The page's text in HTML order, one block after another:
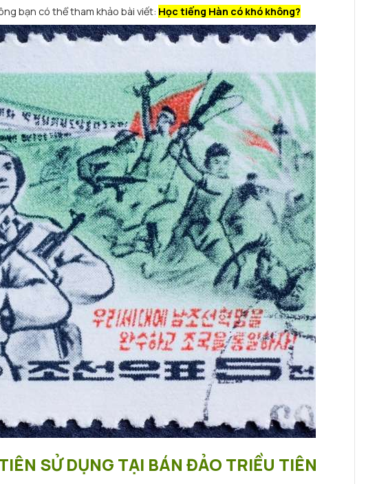
bạn có thể tham khảo bài viết: Học tiếng Hàn có khó không?
SỬ DỤNG TẠI BÁN ĐẢO TRIỀU TIÊN